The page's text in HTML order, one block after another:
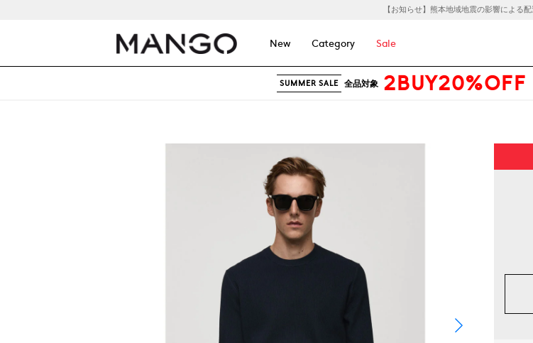
【お知らせ】熊本地域地震の影響による
New Category Sale
SUMMER SALE 全品対象 2BUY20%OFF